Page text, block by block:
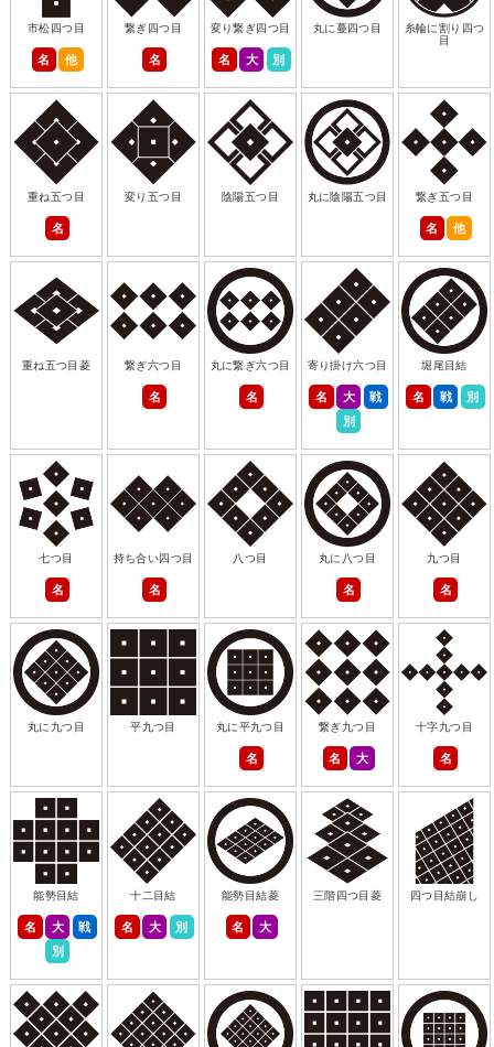
市松四つ目
名 他
繋ぎ四つ目
名
変り繋ぎ四つ目
名 大 別
丸に蔓四つ目
糸輪に割り四つ
目
重ね五つ目
名
変り五つ目 陰陽五つ目 丸に陰陽五つ目 繋ぎ五つ目
名 他
重ね五つ目菱 繋ぎ六つ目
名
丸に繋ぎ六つ目
名
寄り掛け六つ目
名 大
戦
別
堀尾目結
名 戦 別
七つ目
名
持ち合い四つ目
名
八つ目 丸に八つ目
名
九つ目
名
丸に九つ目 平九つ目 丸に平九つ目
名
繋ぎ九つ目
名 大
十字九つ目
名
能勢目結
名 大
戦
別
十二目結
名 大 別
能勢目結菱
名 大
三階四つ目菱 四つ目結崩し